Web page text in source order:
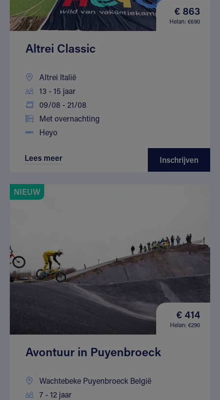
€ 863
Helan: €690
Altrei Classic
Altrei Italië
13 - 15 jaar
09/08 - 21/08
Met overnachting
Heyo
Lees meer Inschrijven
NIEUW
€ 414
Helan: €290
Avontuur in Puyenbroeck
Wachtebeke Puyenbroeck België
7 - 12 jaar